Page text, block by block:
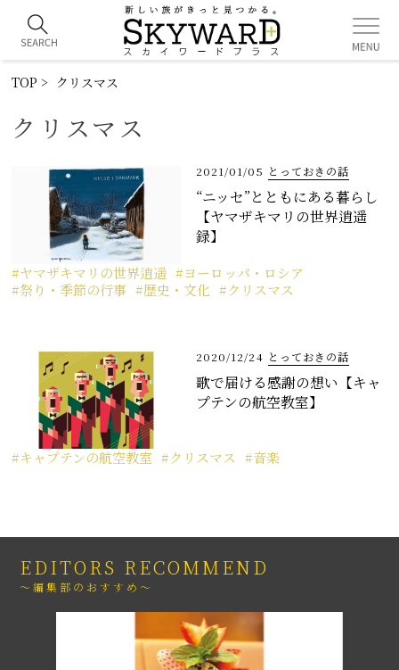
TOP クリスマス
クリスマス
2021/01/05 とっておきの話
“ニッセ”とともにある暮らし
【ヤマザキマリの世界逍遥
録】
ヤマザキマリの世界逍遥
ヨーロッパ・ロシア
祭り・季節の行事
歴史・文化 クリスマス
2020/12/24 とっておきの話
歌で届ける感謝の想い【キャ
プテンの航空教室】
キャプテンの航空教室 クリスマス 音楽
EDITORS RECOMMEND
～編集部のおすすめ～